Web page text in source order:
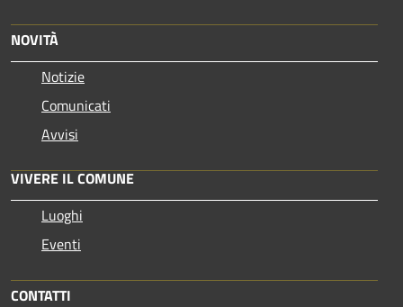
NOVITÀ
Notizie
Comunicati
Avvisi
VIVERE IL COMUNE
Luoghi
Eventi
CONTATTI